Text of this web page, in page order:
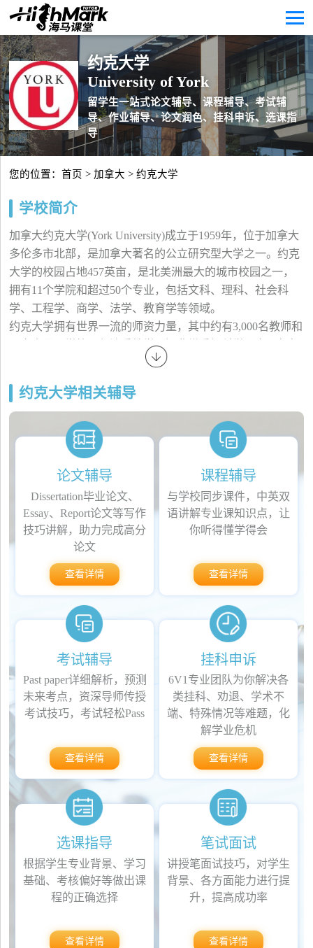
约克大学
University of York
留学生一站式论文辅导、课程辅导、考试辅
导、作业辅导、论文润色、挂科申诉、选课指
导
您的位置：首页 >加拿大 > 约克大学
学校简介
加拿大约克大学(York University)成立于1959年，位于加拿大
多伦多市北部，是加拿大著名的公立研究型大学之一。约克
大学的校园占地457英亩，是北美洲最大的城市校园之一，
拥有11个学院和超过50个专业，包括文科、理科、社会科
学、工程学、商学、法学、教育学等领域。
约克大学拥有世界一流的师资力量，其中约有3,000名教师和
研究人员。学校不仅注重教学，还非常重视科学研究，每年
拨款超过1.5亿加元进行研究活动，其中包括了生命科学、健
科学、工程技术、艺术、人文科学等领域拥有卓越的研究成
果，是加拿大重要的研究中心之一。
约克大学致力于为学生提供优质的教育，为他们的未来职业
发展打下坚实的基础。学校注重学生的个性化发展，提供各
种课外活动、俱乐部和社团，以及与企业合作的实习机会，
帮助学生在实践中培养实际技能和职业素养。此外，约克大
学还与全球超过200所大学合作，为学生提供广泛的交换项
目和学习机会，帮助他们开阔国际视野，拓展全球化视野。
约克大学相关辅导
论文辅导
Dissertation毕业论文、
Essay、Report论文等写作
技巧讲解，助力完成高分
论文
查看详情
课程辅导
与学校同步课件，中英双
语讲解专业课知识点，让
你听得懂学得会
查看详情
考试辅导
Past paper详细解析，预测
未来考点，资深导师传授
考试技巧，考试轻松Pass
查看详情
挂科申诉
6V1专业团队为你解决各
类挂科、劝退、学术不
端、特殊情况等难题，化
解学业危机
查看详情
选课指导
根据学生专业背景、学习
基础、考核偏好等做出课
程的正确选择
查看详情
笔试面试
讲授笔面试技巧，对学生
背景、各方面能力进行提
升，提高成功率
查看详情